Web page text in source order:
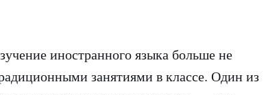
иностранного языка больше не
занятиями в классе. Один из